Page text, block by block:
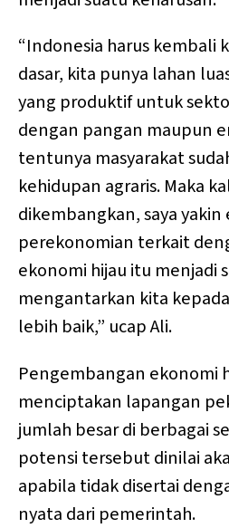
“Indonesia harus kembali
dasar, kita punya lahan
yang produktif untuk
dengan pangan maupun
tentunya masyarakat
kehidupan agraris. Maka
dikembangkan, saya yakin
perekonomian terkait
ekonomi hijau itu menjadi
mengantarkan kita
lebih baik,” ucap Ali.
Pengembangan ekonomi
menciptakan lapangan
jumlah besar di berbagai
potensi tersebut dinilai
apabila tidak disertai
nyata dari pemerintah.